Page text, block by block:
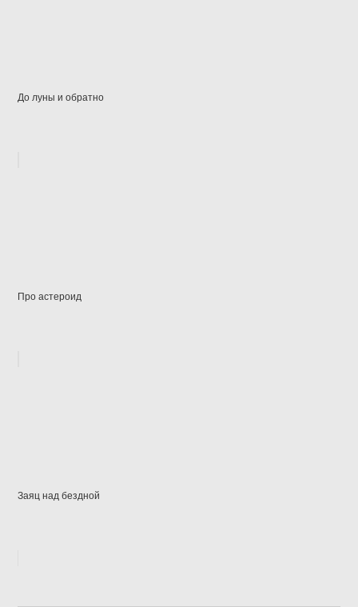
До луны и обратно
Про астероид
Заяц над бездной